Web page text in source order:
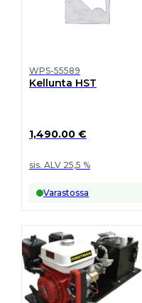
WPS-55589
Kellunta HST
1,490.00 €
sis. ALV 25,5 %
Varastossa